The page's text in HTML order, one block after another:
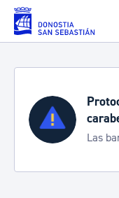
Saltar al contenido
Las